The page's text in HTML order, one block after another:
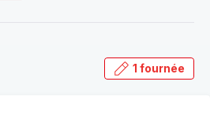
1 fournée